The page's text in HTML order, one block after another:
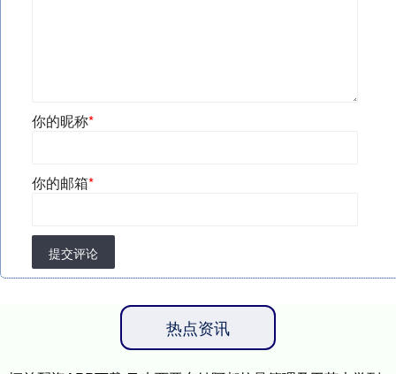
你的昵称*
你的邮箱*
提交评论
热点资讯